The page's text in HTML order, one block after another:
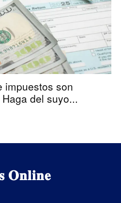
impuestos son
del suyo...
𝐎𝐧𝐥𝐢𝐧𝐞